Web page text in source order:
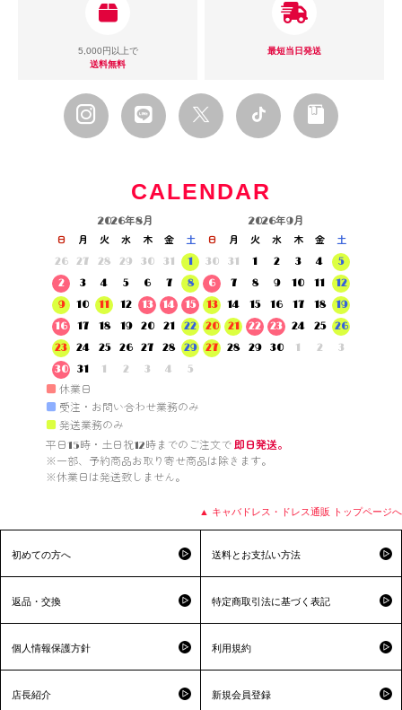
5,000円以上で
送料無料
最短当日発送
CALENDAR
2026年8月
日 月 火 水 木 金
土
26
27 28 29 30 31
1
2
3 4 5 6 7
8
9
10 11 12 13 14
15
16
17 18 19 20 21
22
23
24 25 26 27 28
29
30
31 1 2 3 4 5
2026年9月
日 月 火 水 木 金
土
30
31 1 2 3 4
5
6
7 8 9 10 11
12
13
14 15 16 17 18
19
20
21 22 23 24 25
26
27
28 29 30 1 2 3
■ 休業日
■ 受注・お問い合わせ業務のみ
■ 発送業務のみ
平日15時・土日祝12時までのご注文で 即日発送。
※一部、予約商品お取り寄せ商品は除きます。
※休業日は発送致しません。
▲ キャバドレス・ドレス通販 トップページへ
初めての方へ 送料とお支払い方法
返品・交換 特定商取引法に基づく表記
個人情報保護方針 利用規約
店長紹介 新規会員登録